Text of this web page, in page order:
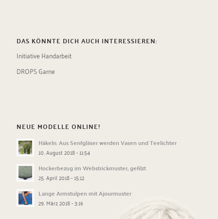
DAS KÖNNTE DICH AUCH INTERESSIEREN:
Initiative Handarbeit
DROPS Garne
NEUE MODELLE ONLINE!
Häkeln: Aus Senfgläser werden Vasen und Teelichter
10. August 2018 - 11:54
Hockerbezug im Webstrickmuster, gefilzt
25. April 2018 - 15:12
Lange Armstulpen mit Ajourmuster
29. März 2018 - 3:16